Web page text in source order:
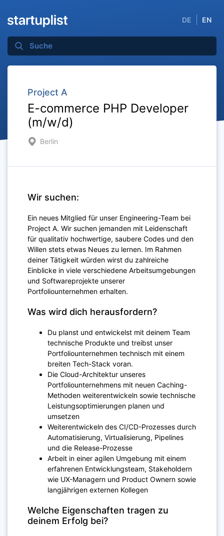
DE EN
Project A
E-commerce PHP Developer
(m/w/d)
Berlin
Wir suchen:
Ein neues Mitglied für unser Engineering-Team bei
Project A. Wir suchen jemanden mit Leidenschaft
für qualitativ hochwertige, saubere Codes und den
Willen stets etwas Neues zu lernen. Im Rahmen
deiner Tätigkeit würden wirst du zahlreiche
Einblicke in viele verschiedene Arbeitsumgebungen
und Softwareprojekte unserer
Portfoliounternehmen erhalten.
Was wird dich herausfordern?
Du planst und entwickelst mit deinem Team
technische Produkte und treibst unser
Portfoliounternehmen technisch mit einem
breiten Tech-Stack voran.
Die Cloud-Architektur unseres
Portfoliounternehmens mit neuen Caching-
Methoden weiterentwickeln sowie technische
Leistungsoptimierungen planen und
umsetzen
Weiterentwickeln des CI/CD-Prozesses durch
Automatisierung, Virtualisierung, Pipelines
und die Release-Prozesse
Arbeit in einer agilen Umgebung mit einem
erfahrenen Entwicklungsteam, Stakeholdern
wie UX-Managern und Product Ownern sowie
langjährigen externen Kollegen
Welche Eigenschaften tragen zu
deinem Erfolg bei?